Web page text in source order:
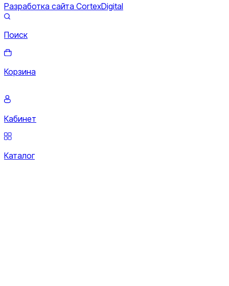
Разработка сайта CortexDigital
Поиск
Корзина
Кабинет
Каталог